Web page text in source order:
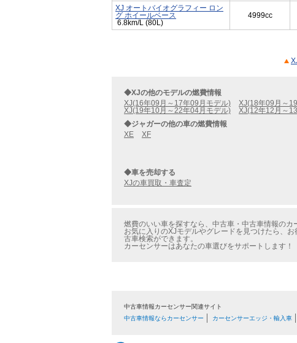
XJ オートバイオグラフィー ロン
グ ホイールベース
6.8km/L (80L)
4999cc
◆XJの他のモデルの燃費情報
XJ(16年09月～17年09月モデル)
XJ(18年09月～
XJ(19年10月～22年04月モデル)
XJ(12年12月～
◆ジャガーの他の車の燃費情報
XE
XF
◆車を売却する
XJの車買取・車査定
燃費のいい車を探すなら、中古車・中古車情報のカ
お気に入りのXJモデルやグレードを見つけたら、
古車検索ができます。
カーセンサーはあなたの車選びをサポートします！
中古車情報カーセンサー関連サイト
中古車情報ならカーセンサー
カーセンサーエッジ・輸入車